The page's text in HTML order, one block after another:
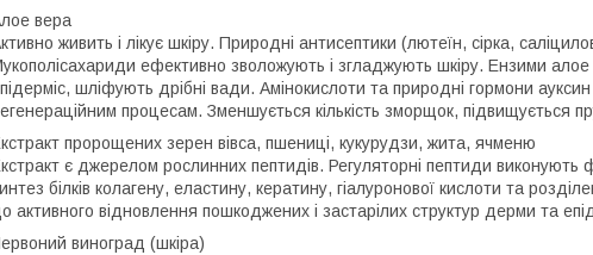
вера
живить і лікує шкіру. Природні антисептики (лютеїн, сірка,
ефективно зволожують і згладжують шкіру. Ензими
шліфують дрібні вади. Амінокислоти та природні гормони
процесам. Зменшується кількість зморщок, підвищується
пророщених зерен вівса, пшениці, кукурудзи, жита, ячменю
є джерелом рослинних пептидів. Регуляторні пептиди виконують
білків колагену, еластину, кератину, гіалуронової кислоти та
активного відновлення пошкоджених і застарілих структур дерми та
виноград (шкіра)